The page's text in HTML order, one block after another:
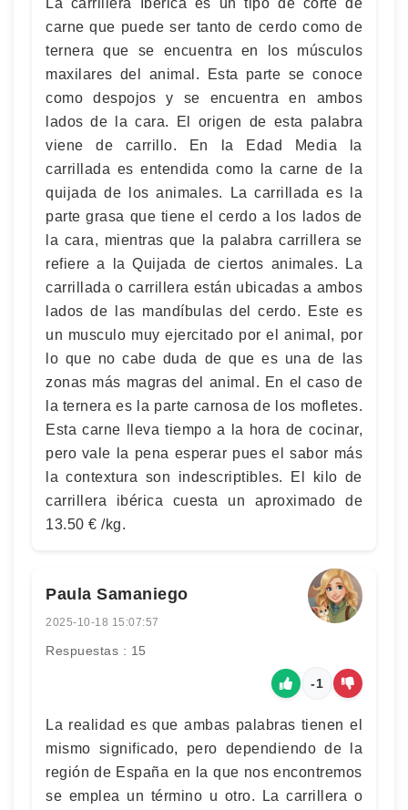
La carrillera Ibérica es un tipo de corte de
carne que puede ser tanto de cerdo como de
ternera que se encuentra en los músculos
maxilares del animal. Esta parte se conoce
como despojos y se encuentra en ambos
lados de la cara. El origen de esta palabra
viene de carrillo. En la Edad Media la
carrillada es entendida como la carne de la
quijada de los animales. La carrillada es la
parte grasa que tiene el cerdo a los lados de
la cara, mientras que la palabra carrillera se
refiere a la Quijada de ciertos animales. La
carrillada o carrillera están ubicadas a ambos
lados de las mandíbulas del cerdo. Este es
un musculo muy ejercitado por el animal, por
lo que no cabe duda de que es una de las
zonas más magras del animal. En el caso de
la ternera es la parte carnosa de los mofletes.
Esta carne lleva tiempo a la hora de cocinar,
pero vale la pena esperar pues el sabor más
la contextura son indescriptibles. El kilo de
carrillera ibérica cuesta un aproximado de
13.50 € /kg.
Paula Samaniego
2025-10-18 15:07:57
Respuestas : 15
-1
La realidad es que ambas palabras tienen el
mismo significado, pero dependiendo de la
región de España en la que nos encontremos
se emplea un término u otro. La carrillera o